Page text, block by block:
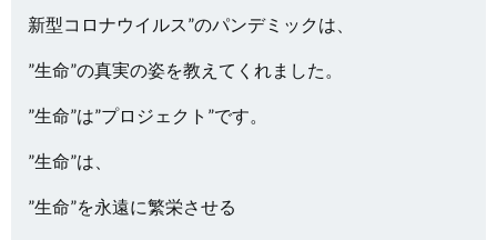
新型コロナウイルス”のパンデミックは、
”生命”の真実の姿を教えてくれました。
”生命”は”プロジェクト”です。
”生命”は、
”生命”を永遠に繁栄させる